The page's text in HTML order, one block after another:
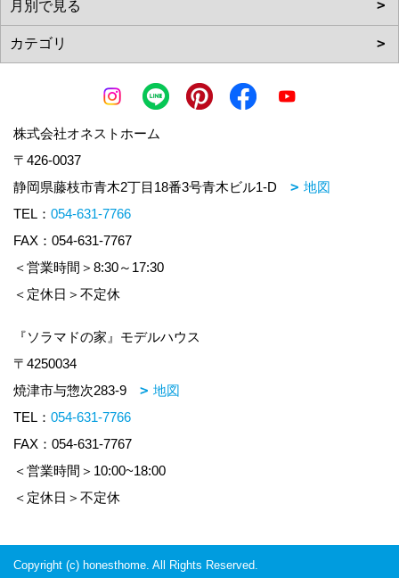
株式会社オネストホーム
〒426-0037
静岡県藤枝市青木2丁目18番3号青木ビル1-D
地図
TEL： 054-631-7766
FAX：054-631-7767
＜営業時間＞8:30～17:30
＜定休日＞不定休
『ソラマドの家』モデルハウス
〒4250034
焼津市与惣次283-9
地図
TEL： 054-631-7766
FAX：054-631-7767
＜営業時間＞10:00~18:00
＜定休日＞不定休
Copyright (c) honesthome. All Rights Reserved.